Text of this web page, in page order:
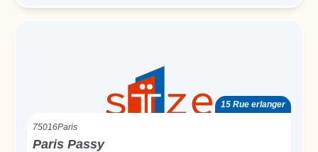
15 Rue erlanger
75016Paris
Paris Passy